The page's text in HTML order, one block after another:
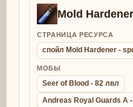
Mold Hardener
СТРАНИЦА РЕСУРСА
спойл Mold Hardener -
МОБЫ
Seer of Blood - 82 лвл
Andreas Royal Guards A